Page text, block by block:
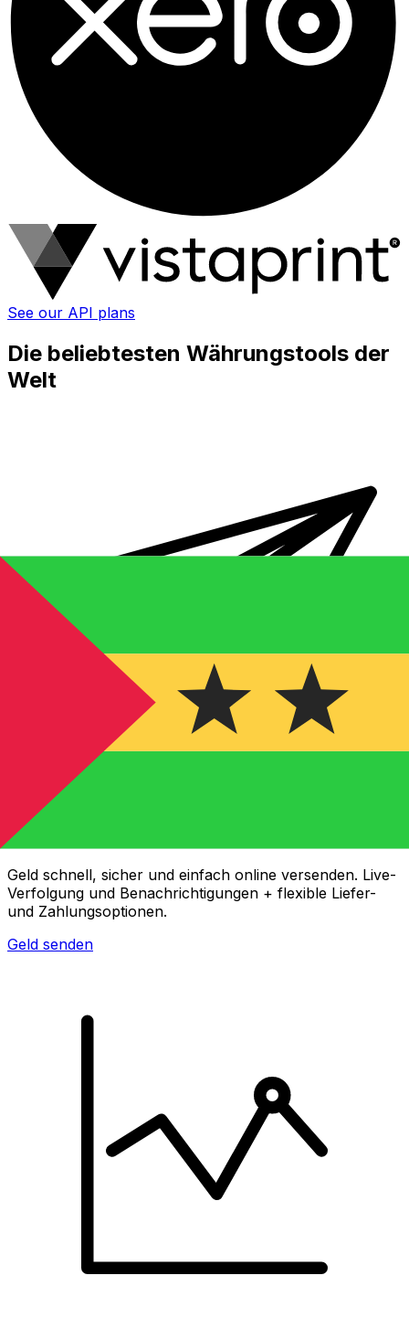
See our API plans
Die beliebtesten Währungstools der
Welt
XE Internationaler Geldtransfer
Geld schnell, sicher und einfach online versenden. Live-
Verfolgung und Benachrichtigungen + flexible Liefer-
und Zahlungsoptionen.
Geld senden